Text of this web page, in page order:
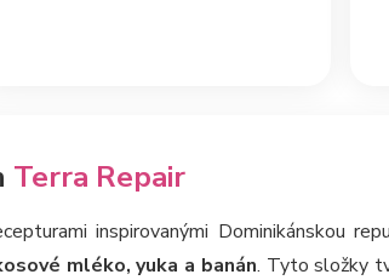
Terra Repair
inspirovanými Dominikánskou
mléko, yuka a banán. Tyto složky